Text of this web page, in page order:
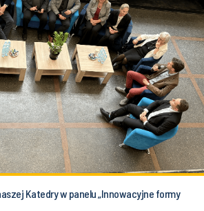
Katedry w panelu „Innowacyjne formy